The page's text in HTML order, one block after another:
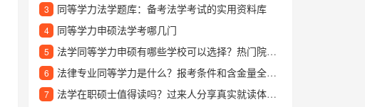
3 同等学力法学题库：备考法学考试的实用资料库
4 同等学力申硕法学考哪几门
5 法学同等学力申硕有哪些学校可以选择？热门院校推荐
6 法律专业同等学力是什么？报考条件和含金量全面解析
7 法学在职硕士值得读吗？过来人分享真实就读体验与职业发展优势